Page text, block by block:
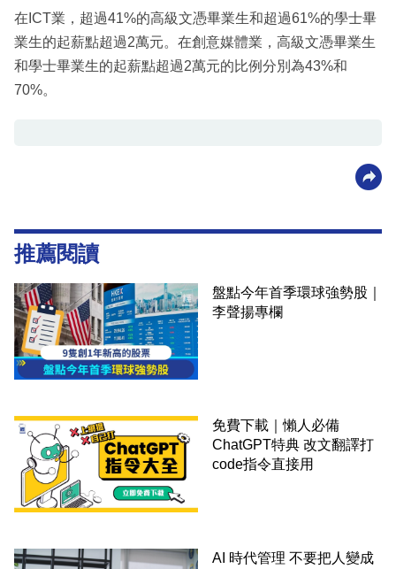
在ICT業，超過41%的高級文憑畢業生和超過61%的學士畢
業生的起薪點超過2萬元。在創意媒體業，高級文憑畢業生
和學士畢業生的起薪點超過2萬元的比例分別為43%和
70%。
推薦閱讀
盤點今年首季環球強勢股｜
李聲揚專欄
免費下載｜懶人必備
ChatGPT特典 改文翻譯打
code指令直接用
AI 時代管理 不要把人變成